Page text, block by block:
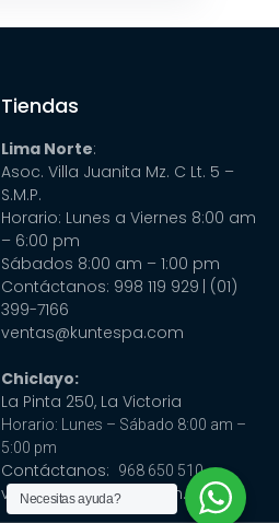
Tiendas
Lima Norte:
Asoc. Villa Juanita Mz. C Lt. 5 –
S.M.P.
Horario: Lunes a Viernes 8:00 am
– 6:00 pm
Sábados 8:00 am – 1:00 pm
Contáctanos: 998 119 929 | (01)
399-7166
ventas@kuntespa.com
Chiclayo:
La Pinta 250, La Victoria
Horario: Lunes – Sábado 8:00 am –
5:00 pm
Contáctanos: 968 650 510
ventas@cubaspa.com.pe
Necesitas ayuda?